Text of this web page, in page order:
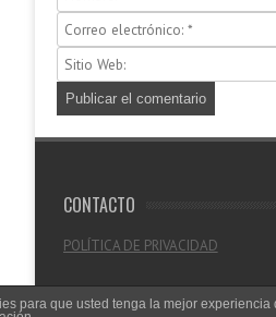
CONTACTO
POLÍTICA DE PRIVACIDAD
para que usted tenga la mejor